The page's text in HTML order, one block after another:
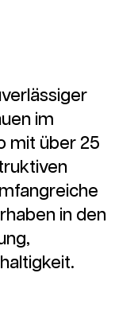
im
mit über 25
in den